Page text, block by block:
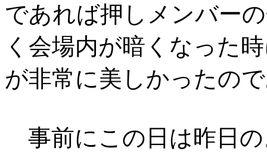
であれば押しメンバー
く会場内が暗くなった
が非常に美しかったの
事前にこの日は昨日